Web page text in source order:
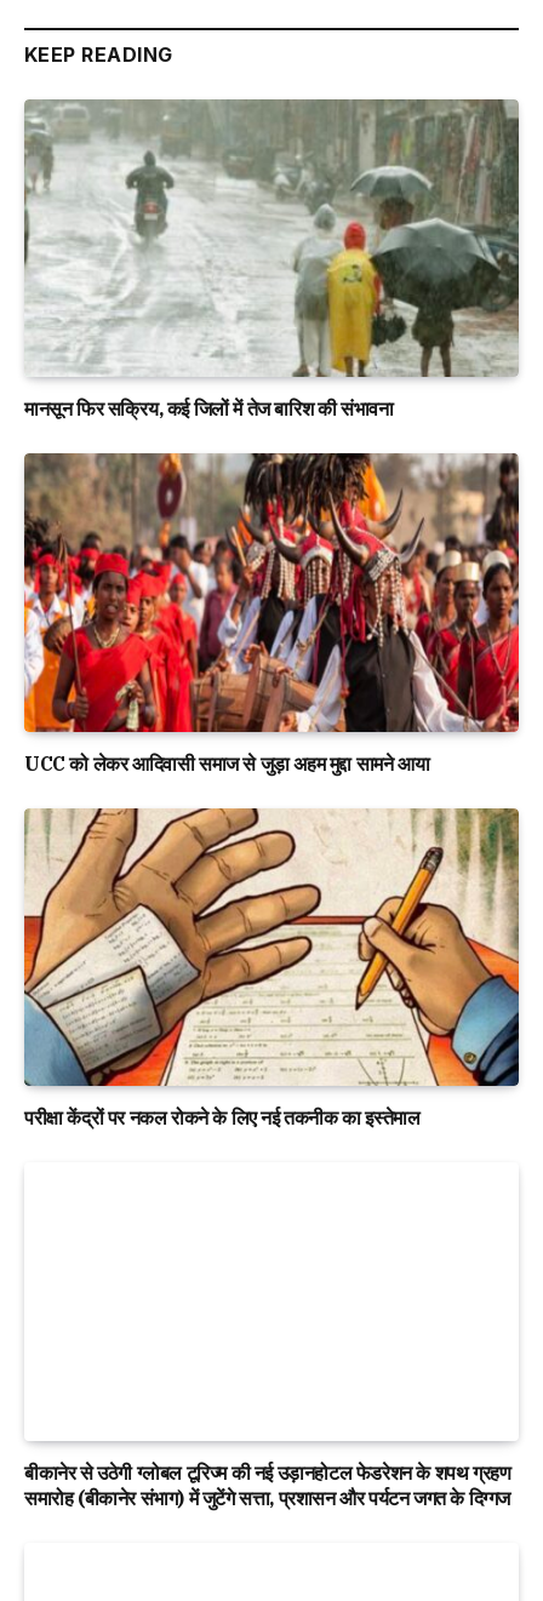
KEEP READING
मानसून फिर सक्रिय, कई जिलों में तेज बारिश की संभावना
UCC को लेकर आदिवासी समाज से जुड़ा अहम मुद्दा सामने आया
परीक्षा केंद्रों पर नकल रोकने के लिए नई तकनीक का इस्तेमाल
बीकानेर से उठेगी ग्लोबल टूरिज्म की नई उड़ानहोटल फेडरेशन के शपथ ग्रहण
समारोह (बीकानेर संभाग) में जुटेंगे सत्ता, प्रशासन और पर्यटन जगत के दिग्गज